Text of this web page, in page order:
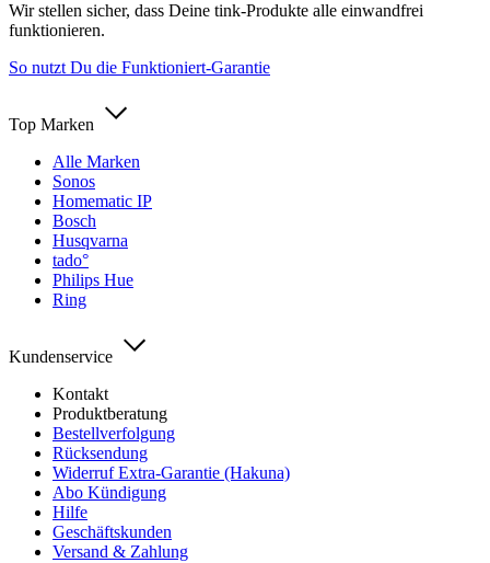
Wir stellen sicher, dass Deine tink-Produkte alle einwandfrei
funktionieren.
So nutzt Du die Funktioniert-Garantie
Top Marken
Alle Marken
Sonos
Homematic IP
Bosch
Husqvarna
tado°
Philips Hue
Ring
Kundenservice
Kontakt
Produktberatung
Bestellverfolgung
Rücksendung
Widerruf Extra-Garantie (Hakuna)
Abo Kündigung
Hilfe
Geschäftskunden
Versand & Zahlung